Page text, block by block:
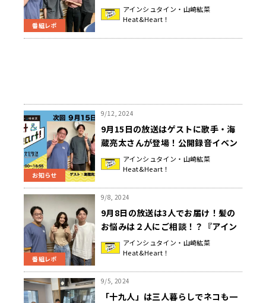
番組レポ
中！？『アインシュタイン・山崎紘
菜 Heat&Heart!』
アインシュタイン・山崎紘菜
Heat&Heart！
お知らせ
9/12, 2024
9月15日の放送はゲストに歌手・海
蔵亮太さんが登場！公開録音イベン
トの観覧者募集が今週まで！『アイ
ンシュタイン・山崎紘菜
アインシュタイン・山崎紘菜
Heat&Heart！
番組レポ
9/8, 2024
9月8日の放送は3人でお届け！髪の
お悩みは２人にご相談！？『アイン
シュタイン・山崎紘菜
Heat&Heart!』
アインシュタイン・山崎紘菜
Heat&Heart！
9/5, 2024
「十九人」は三人暮らしでネコも一